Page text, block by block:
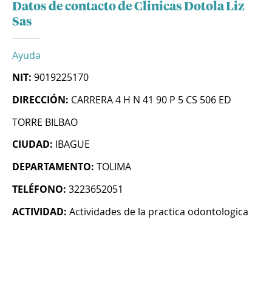
Datos de contacto de Clinicas Dotola Liz
Sas
Ayuda
NIT: 9019225170
DIRECCIÓN: CARRERA 4 H N 41 90 P 5 CS 506 ED
TORRE BILBAO
CIUDAD: IBAGUE
DEPARTAMENTO: TOLIMA
TELÉFONO: 3223652051
ACTIVIDAD: Actividades de la practica odontologica